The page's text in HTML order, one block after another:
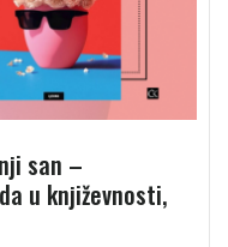
san –
u književnosti,